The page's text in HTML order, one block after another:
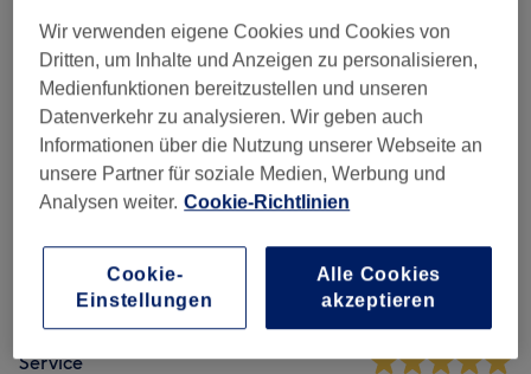
Salonbewertungen
5,0 736 Bewertungen
Ambiente
Sauberkeit
Service
Wir verwenden eigene Cookies und Cookies von
Dritten, um Inhalte und Anzeigen zu personalisieren,
Medienfunktionen bereitzustellen und unseren
Datenverkehr zu analysieren. Wir geben auch
Informationen über die Nutzung unserer Webseite an
unsere Partner für soziale Medien, Werbung und
Analysen weiter. Cookie-Richtlinien
Cookie-
Einstellungen
Alle Cookies
akzeptieren